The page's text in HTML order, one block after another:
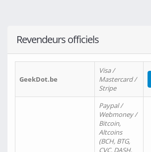
Revendeurs officiels
GeekDot.be
Visa /
Mastercard /
Stripe
Paypal /
Webmoney /
Bitcoin,
Altcoins
(BCH, BTG,
CVC, DASH,